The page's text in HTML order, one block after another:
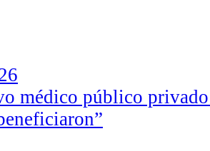
médico público